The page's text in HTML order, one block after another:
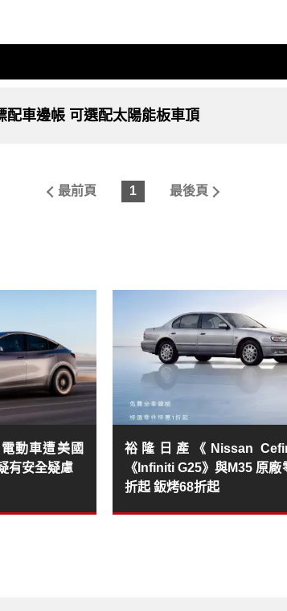
配車邊帳 可選配太陽能板車頂
最前頁 1 最後頁
動車遭美國
有安全疑慮
裕隆日產《Nissan
《Infiniti G25》與M35 原廠
折起 鈑烤68折起